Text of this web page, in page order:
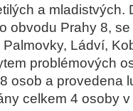
a mladistvých.
obvodu Prahy 8,
Ládví,
problémových
osob a provedena
celkem 4 osoby